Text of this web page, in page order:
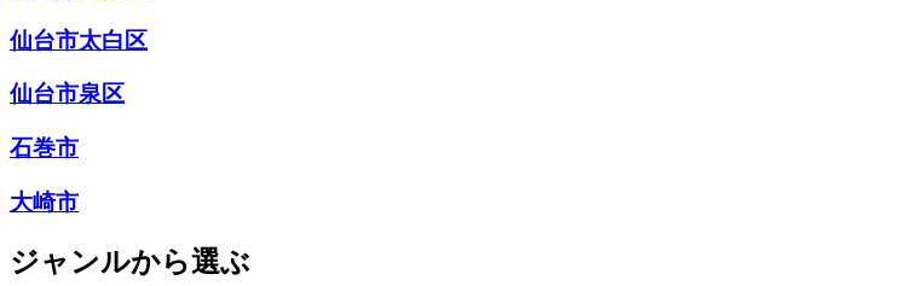
仙台市太白区
仙台市泉区
石巻市
大崎市
ジャンルから選ぶ